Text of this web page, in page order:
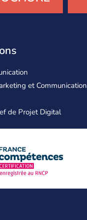
et Communication
de Projet Digital